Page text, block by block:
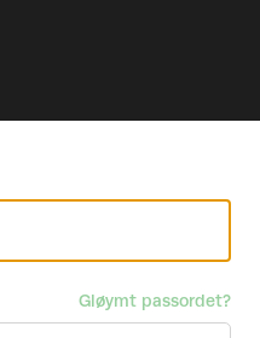
Gløymt passordet?